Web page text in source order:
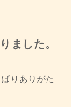
ました。
りありがた